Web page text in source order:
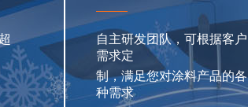
自主研发团队，可根据客户
需求定
制，满足您对涂料产品的各
种需求